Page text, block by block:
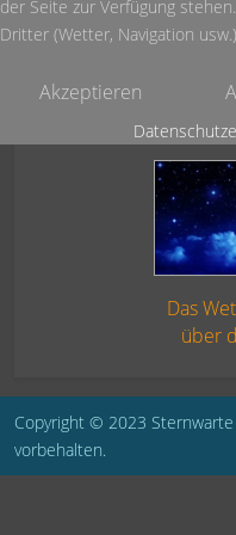
Das
über
Copyright © 2023 Sternwarte
vorbehalten.
der Seite zur Verfügung
Dritter (Wetter, Navigation
Akzeptieren